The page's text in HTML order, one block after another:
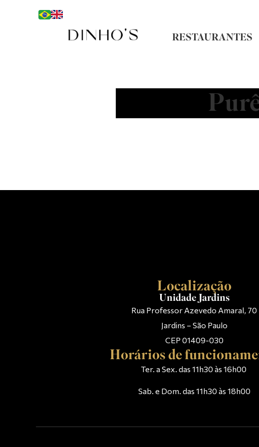
RESTAURANTES
Localização
Unidade Jardins
Rua Professor Azevedo Amaral, 70
Jardins – São Paulo
CEP 01409-030
Horários de
Ter. a Sex. das 11h30 às 16h00
Sab. e Dom. das 11h30 às 18h00